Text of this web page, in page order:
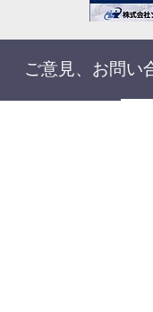
ご意見、お問い